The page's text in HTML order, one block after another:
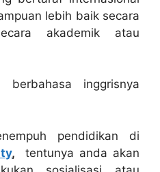
lebih baik secara
akademik atau
inggrisnya
pendidikan di
,
tentunya anda akan